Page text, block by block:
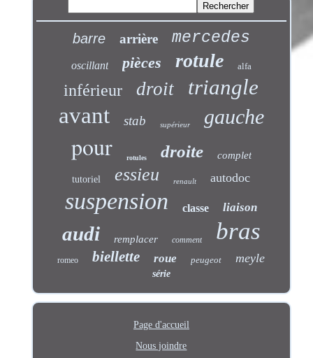
barre arrière mercedes
oscillant pièces rotule alfa
inférieur droit triangle
avant stab supérieur gauche
pour rotules droite complet
tutoriel essieu renault autodoc
suspension classe liaison
audi remplacer comment bras
romeo biellette roue peugeot meyle
série
Page d'accueil
Nous joindre